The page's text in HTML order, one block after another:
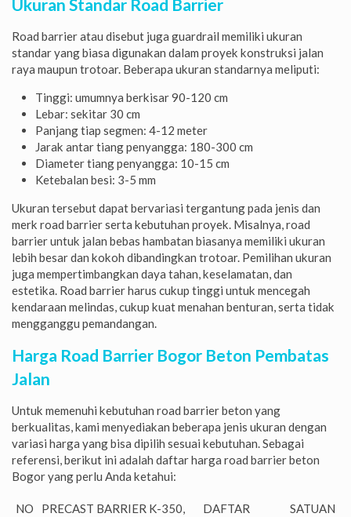
Ukuran Standar Road Barrier
Road barrier atau disebut juga guardrail memiliki ukuran
standar yang biasa digunakan dalam proyek konstruksi jalan
raya maupun trotoar. Beberapa ukuran standarnya meliputi:
Tinggi: umumnya berkisar 90-120 cm
Lebar: sekitar 30 cm
Panjang tiap segmen: 4-12 meter
Jarak antar tiang penyangga: 180-300 cm
Diameter tiang penyangga: 10-15 cm
Ketebalan besi: 3-5 mm
Ukuran tersebut dapat bervariasi tergantung pada jenis dan
merk road barrier serta kebutuhan proyek. Misalnya, road
barrier untuk jalan bebas hambatan biasanya memiliki ukuran
lebih besar dan kokoh dibandingkan trotoar. Pemilihan ukuran
juga mempertimbangkan daya tahan, keselamatan, dan
estetika. Road barrier harus cukup tinggi untuk mencegah
kendaraan melindas, cukup kuat menahan benturan, serta tidak
mengganggu pemandangan.
Harga Road Barrier Bogor Beton Pembatas
Jalan
Untuk memenuhi kebutuhan road barrier beton yang
berkualitas, kami menyediakan beberapa jenis ukuran dengan
variasi harga yang bisa dipilih sesuai kebutuhan. Sebagai
referensi, berikut ini adalah daftar harga road barrier beton
Bogor yang perlu Anda ketahui:
NO
PRECAST BARRIER K-350,
DAFTAR
SATUAN